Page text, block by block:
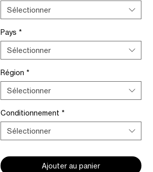
Sélectionner
Pays *
Sélectionner
Région *
Sélectionner
Conditionnement *
Sélectionner
Ajouter au panier